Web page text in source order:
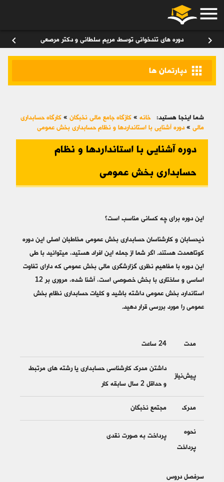
menu
chevron_right دوره های تندخوانی توسط مریم سلطانی و دکتر مرصعی chevron_left
apps دپارتمان ها
شما اینجا هستید: خانه » کازگاه جامع مالی نخبگان » کارگاه حسابداری
مالی » دوره آشنایی با استانداردها و نظام حسابداری بخش عمومی
دوره آشنایی با استانداردها و نظام
حسابداری بخش عمومی
این دوره برای چه کسانی مناسب است؟
ذیحسابان و کارشناسان حسابداری بخش عمومی مخاطبان اصلی این دوره
کوتاه‎مدت هستند. اگر شما از جمله این افراد هستید، می‎توانید با طی
این دوره با مفاهیم نظری گزارشگری مالی بخش عمومی که دارای تفاوت
اساسی و ساختاری با بخش خصوصی است، آشنا شده، مروری بر 12
استاندارد بخش عمومی داشته باشید و کلیات حسابداری نظام بخش
عمومی را مورد بررسی قرار دهید.
مدت 24 ساعت
پیش‌نیاز
داشتن مدرک کارشناسی حسابداری یا رشته های مرتبط
و حداقل 2 سال سابقه کار
مدرک مجتمع نخبگان
نحوه
پرداخت
پرداخت به صورت نقدی
سرفصل دروس